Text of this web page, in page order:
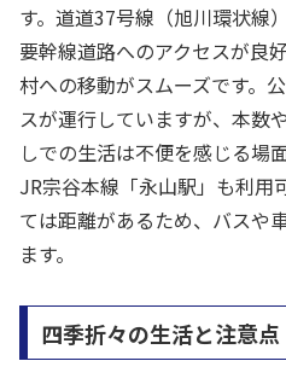
す。道道37号線（旭川環状線
要幹線道路へのアクセスが良
村への移動がスムーズです。
スが運行していますが、本数
しでの生活は不便を感じる場
JR宗谷本線「永山駅」も利用
ては距離があるため、バスや
ます。
四季折々の生活と注意点